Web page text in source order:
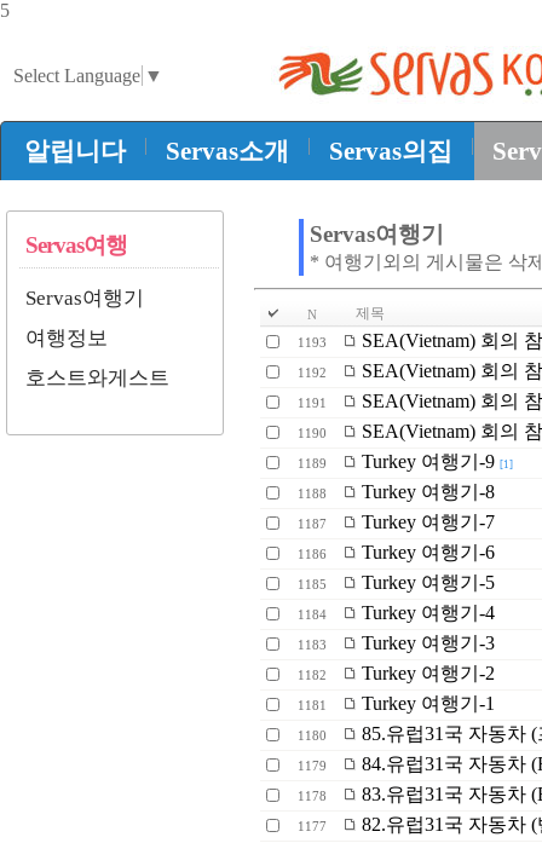
5
Select Language ▼
알립니다 | Servas소개 | Servas의집 |
Servas여행
Servas여행기
여행정보
호스트와게스트
Servas여행기
* 여행기외의 게시물은 삭
N 제목
1193 SEA(Vietnam) 회의
1192 SEA(Vietnam) 회의
1191 SEA(Vietnam) 회의
1190 SEA(Vietnam) 회의
1189 Turkey 여행기-9 [1]
1188 Turkey 여행기-8
1187 Turkey 여행기-7
1186 Turkey 여행기-6
1185 Turkey 여행기-5
1184 Turkey 여행기-4
1183 Turkey 여행기-3
1182 Turkey 여행기-2
1181 Turkey 여행기-1
1180 85.유럽31국 자동차
1179 84.유럽31국 자동차
1178 83.유럽31국 자동차
1177 82.유럽31국 자동차 (